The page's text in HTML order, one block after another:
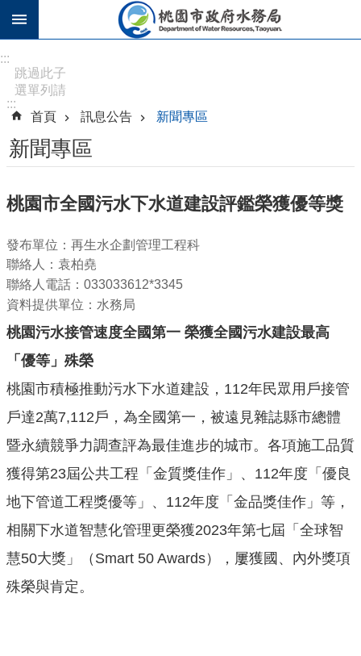
跳到主要內容區塊
階
搜
尋
息
告
認
識
務
機
關
通
錄
業
務
資
訊
民
:::
跳過此子
選單列請
[Enter]，
繼續則按
[Tab]
:::
首頁
訊息公告 新聞專區
新聞專區
桃園市全國污水下水道建設評鑑榮獲優等獎
發布單位：再生水企劃管理工程科
聯絡人：袁柏堯
聯絡人電話：033033612*3345
資料提供單位：水務局
桃園污水接管速度全國第一 榮獲全國污水建設最高
「優等」殊榮
桃園市積極推動污水下水道建設，112年民眾用戶接管
戶達2萬7,112戶，為全國第一，被遠見雜誌縣市總體
暨永續競爭力調查評為最佳進步的城市。各項施工品質
獲得第23屆公共工程「金質獎佳作」、112年度「優良
地下管道工程獎優等」、112年度「金品獎佳作」等，
相關下水道智慧化管理更榮獲2023年第七屆「全球智
慧50大獎」（Smart 50 Awards），屢獲國、內外獎項
殊榮與肯定。